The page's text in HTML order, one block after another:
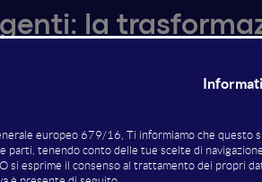
la
Artificiale
stanno trasformando il modo di
con meno sforzo. Controllo di
di concentrarsi sulle decisioni